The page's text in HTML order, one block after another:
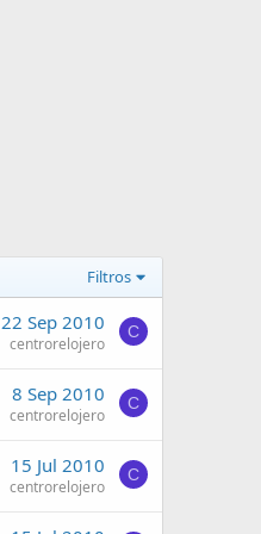
Filtros
22 Sep 2010
centrorelojero
C
8 Sep 2010
centrorelojero
C
15 Jul 2010
centrorelojero
C